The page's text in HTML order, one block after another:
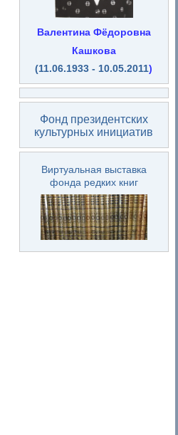
Валентина Фёдоровна
Кашкова
(11.06.1933 - 10.05.2011)
Фонд президентских
культурных инициатив
Виртуальная выставка
фонда редких книг